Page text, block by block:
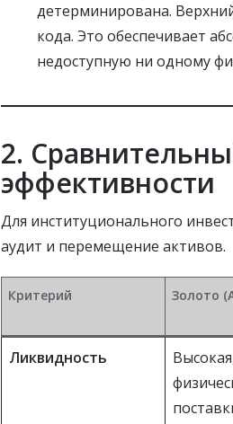
детерминирована.
кода. Это обеспечивает
недоступную ни одному
2.
эффективности
Для институционального
аудит и перемещение активов.
Критерий Золото
Ликвидность